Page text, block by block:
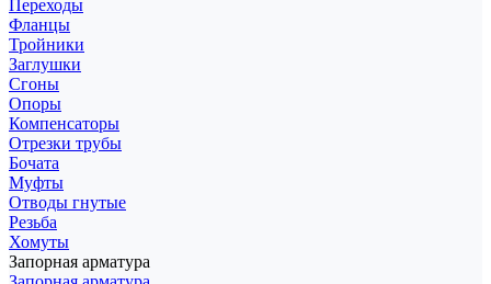
Переходы
Фланцы
Тройники
Заглушки
Сгоны
Опоры
Компенсаторы
Отрезки трубы
Бочата
Муфты
Отводы гнутые
Резьба
Хомуты
Запорная арматура